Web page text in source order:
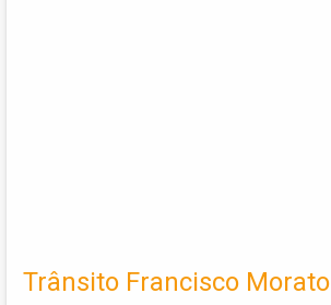
Trânsito Francisco Morato